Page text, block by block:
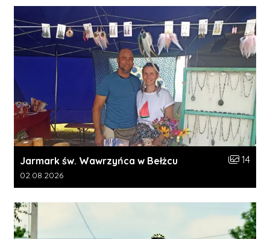
Jarmark św. Wawrzyńca w Bełżcu Liczba
14
Data dodania galerii:
02.08.2026